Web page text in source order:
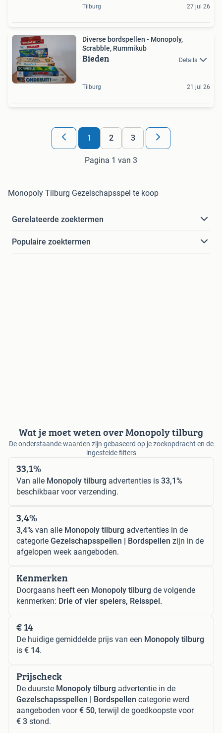
Tilburg 27 jul 26
Diverse bordspellen - Monopoly,
Scrabble, Rummikub
Bieden Details
Tilburg 21 jul 26
1 2 3
Pagina 1 van 3
Monopoly Tilburg Gezelschapsspel te koop
Gerelateerde zoektermen
Populaire zoektermen
Wat je moet weten over Monopoly tilburg
De onderstaande waarden zijn gebaseerd op je zoekopdracht en de
ingestelde filters
33,1%
Van alle Monopoly tilburg advertenties is 33,1%
beschikbaar voor verzending.
3,4%
3,4% van alle Monopoly tilburg advertenties in de
categorie Gezelschapsspellen | Bordspellen zijn in de
afgelopen week aangeboden.
Kenmerken
Doorgaans heeft een Monopoly tilburg de volgende
kenmerken: Drie of vier spelers, Reisspel.
€ 14
De huidige gemiddelde prijs van een Monopoly tilburg
is € 14.
Prijscheck
De duurste Monopoly tilburg advertentie in de
Gezelschapsspellen | Bordspellen categorie werd
aangeboden voor€ 50, terwijl de goedkoopste voor
€ 3 stond.